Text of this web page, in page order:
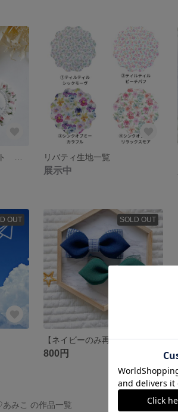
リバティ生地一覧
展示中
OUT SOLD OUT
【ネイビーのみ再販！！】蝶ネクタイリボン／男の子も使用可能
800円
みこ の作品一覧